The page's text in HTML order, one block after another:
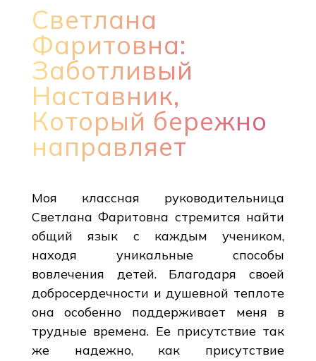
Светлана
Фаритовна:
Заботливый
Наставник,
Который бережно
направляет
Моя классная руководительница
Светлана Фаритовна стремится найти
общий язык с каждым учеником,
находя уникальные способы
вовлечения детей. Благодаря своей
добросердечности и душевной теплоте
она особенно поддерживает меня в
трудные времена. Ее присутствие так
же надежно, как присутствие